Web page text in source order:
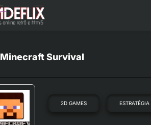
Minecraft Survival
2D GAMES ESTRATÉGIA